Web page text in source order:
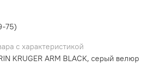
75)
с характеристикой
KRUGER ARM BLACK, серый велюр